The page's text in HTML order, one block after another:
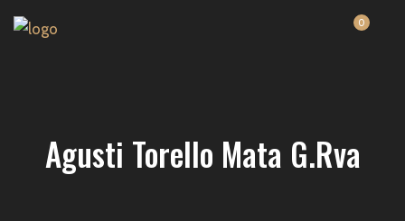
0
Agusti Torello Mata G.Rva